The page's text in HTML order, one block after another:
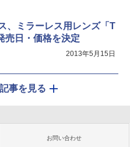
、ミラーレス用レンズ「T
売日・価格を決定
2013年5月15日
事を見る
お問い合わせ